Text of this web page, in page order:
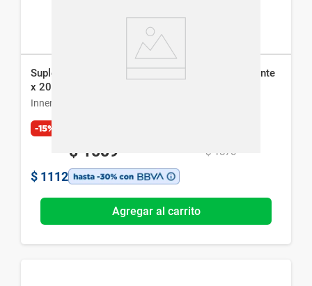
Suplemento Dietario Inner con Fórmula Antioxidante
x 20 cáps
Inner
-15%
$ 1589 $ 1870
$ 1112
Agregar al carrito